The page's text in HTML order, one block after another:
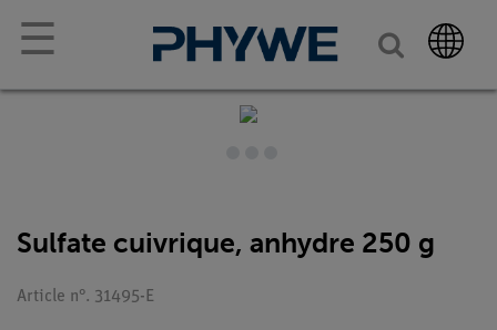
☰
Sulfate cuivrique, anhydre 250 g
Article n°. 31495-E